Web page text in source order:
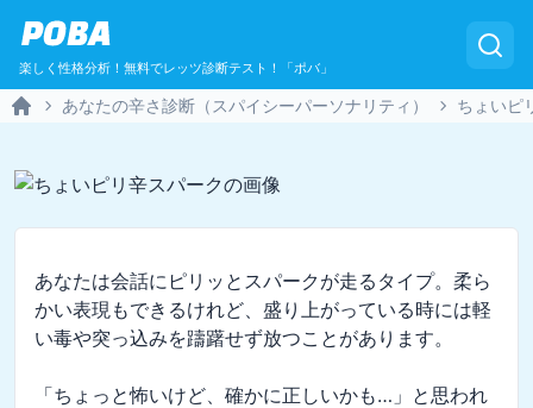
POBA
楽しく性格分析！無料でレッツ診断テスト！「ポバ」
あなたの辛さ診断（スパイシーパーソナリティ） ちょいピ
あなたは会話にピリッとスパークが走るタイプ。柔ら
かい表現もできるけれど、盛り上がっている時には軽
い毒や突っ込みを躊躇せず放つことがあります。
「ちょっと怖いけど、確かに正しいかも…」と思われ